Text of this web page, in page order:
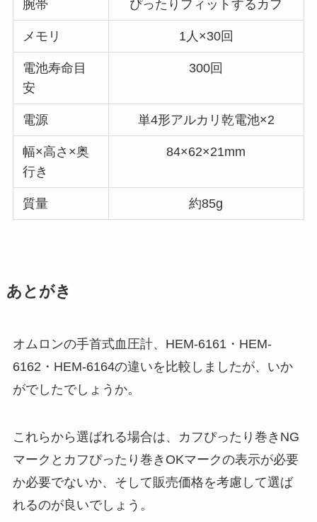
腕帯 ぴったりフィットするカフ
メモリ 1人×30回
電池寿命目
安
300回
電源 単4形アルカリ乾電池×2
幅×高さ×奥
行き
84×62×21mm
質量 約85g
あとがき
オムロンの手首式血圧計、HEM-6161・HEM-
6162・HEM-6164の違いを比較しましたが、いか
がでしたでしょうか。
これらから選ばれる場合は、カフぴったり巻きNG
マークとカフぴったり巻きOKマークの表示が必要
か必要でないか、そして販売価格を考慮して選ば
れるのが良いでしょう。